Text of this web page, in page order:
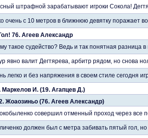
штрафной зарабатывают игроки Сокола!
очень с 10 метров в ближнюю девятку поражает
76. Агеев Александр
такое судейство? Ведь и так понятная разница в
явно валит Дегтярева, арбитр рядом, но снова
легко и без напряжения в своем стиле сегодня
Маркелов И. (19. Агапцев Д.)
Жоаозиньо (76. Агеев Александр)
совершил отменный проход через
должен был с метра забивать пятый гол,